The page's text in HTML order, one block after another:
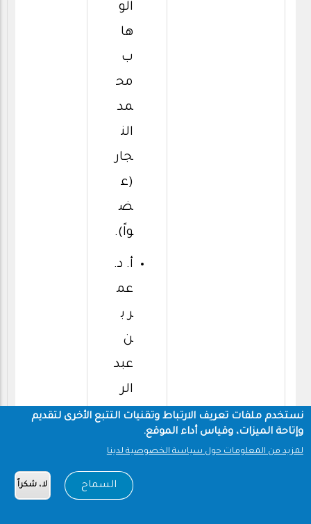
الو
ها
ب
مح
مد
الن
جار
(ع
ض
واً).
أ. د.
عم
ر ب
ن
عبد
الر
حم
فد
نستخدم ملفات تعريف الارتباط وتقنيات التتبع الأخرى لتقديم
وإتاحة الميزات، وقياس أداء الموقع.
لمزيد من المعلومات حول سياسة الخصوصية لدينا
السماح لا، شكراً